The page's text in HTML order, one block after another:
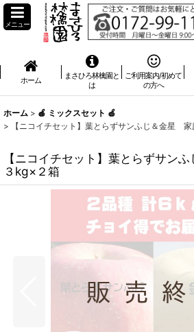
メニュー
ホーム
まさひろ林檎園と
は
ご利用案内/初めて
の方へ
ホーム > 🍎 ミックスセット 🍏
>
【ニコイチセット】葉とらずサンふじ＆金星
【ニコイチセット】葉とらずサン
３kg×２箱